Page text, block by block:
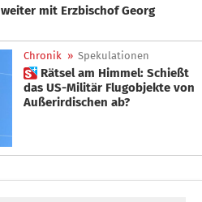
Chronik » Spekulationen
 Rätsel am Himmel: Schießt
das US-Militär Flugobjekte von
Außerirdischen ab?